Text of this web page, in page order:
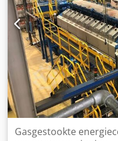
Gasgestookte